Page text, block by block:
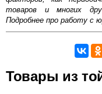
товаров и многих
Подробнее про работу с
Оставьте отзыв
Товары из